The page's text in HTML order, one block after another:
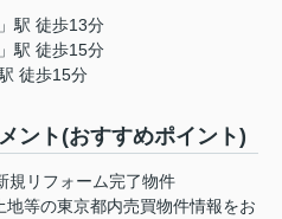
」駅 徒歩13分
」駅 徒歩15分
徒歩15分
ント(おすすめポイント)
規リフォーム完了物件
等の東京都内売買物件情報をお